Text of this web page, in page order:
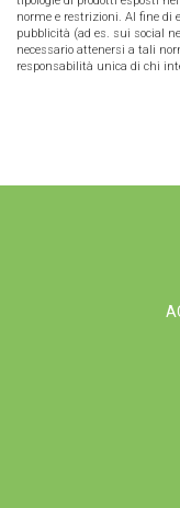
norme e restrizioni. Al fine di
pubblicità (ad es. sui social
necessario attenersi a tali
responsabilità unica di chi